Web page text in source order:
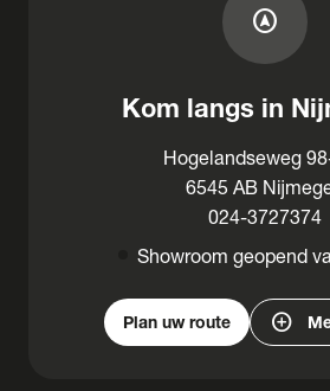
assistant_navigation
Kom langs in
Hogelandseweg
6545 AB
024-3727374
Showroom geopend
Plan uw route add_circle